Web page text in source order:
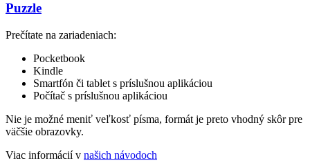
Puzzle
Prečítate na zariadeniach:
Pocketbook
Kindle
Smartfón či tablet s príslušnou aplikáciou
Počítač s príslušnou aplikáciou
Nie je možné meniť veľkosť písma, formát je preto vhodný skôr pre
väčšie obrazovky.
Viac informácií v našich návodoch